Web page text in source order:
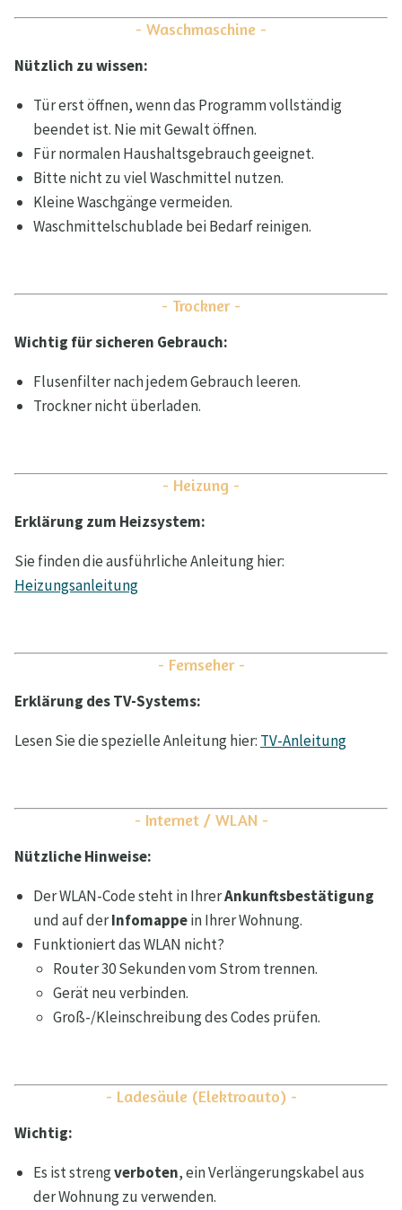
- Waschmaschine -
Nützlich zu wissen:
Tür erst öffnen, wenn das Programm vollständig
beendet ist. Nie mit Gewalt öffnen.
Für normalen Haushaltsgebrauch geeignet.
Bitte nicht zu viel Waschmittel nutzen.
Kleine Waschgänge vermeiden.
Waschmittelschublade bei Bedarf reinigen.
- Trockner -
Wichtig für sicheren Gebrauch:
Flusenfilter nach jedem Gebrauch leeren.
Trockner nicht überladen.
- Heizung -
Erklärung zum Heizsystem:
Sie finden die ausführliche Anleitung hier:
Heizungsanleitung
- Fernseher -
Erklärung des TV-Systems:
Lesen Sie die spezielle Anleitung hier: TV-Anleitung
- Internet / WLAN -
Nützliche Hinweise:
Der WLAN-Code steht in IhrerAnkunftsbestätigung
und auf derInfomappein Ihrer Wohnung.
Funktioniert das WLAN nicht?
Router 30 Sekunden vom Strom trennen.
Gerät neu verbinden.
Groß-/Kleinschreibung des Codes prüfen.
- Ladesäule (Elektroauto) -
Wichtig:
Es ist strengverboten, ein Verlängerungskabel aus
der Wohnung zu verwenden.